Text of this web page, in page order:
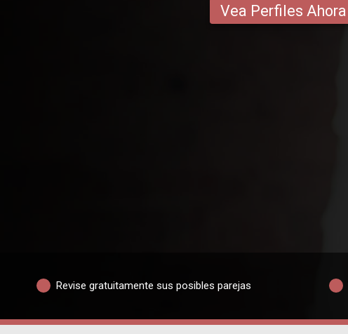
Vea Perfiles Ahora
Revise gratuitamente sus posibles parejas